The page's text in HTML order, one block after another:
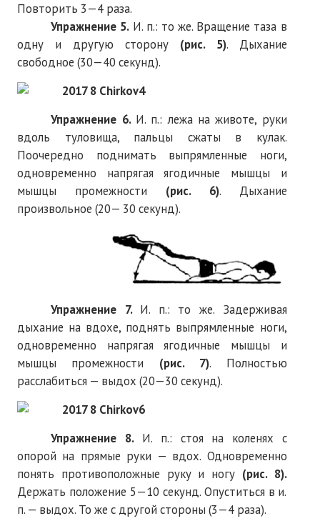
Повторить 3—4 раза.
Упражнение 5. И. п.: то же. Вращение таза в
одну и другую сторону (рис. 5). Дыхание
свободное (30—40 секунд).
Упражнение 6. И. п.: лежа на животе, руки
вдоль туловища, пальцы сжаты в кулак.
Поочередно поднимать выпрямленные ноги,
одновременно напрягая ягодичные мышцы и
мышцы промежности (рис. 6). Дыхание
произвольное (20— 30 секунд).
Упражнение 7. И. п.: то же. Задерживая
дыхание на вдохе, поднять выпрямленные ноги,
одновременно напрягая ягодичные мышцы и
мышцы промежности (рис. 7). Полностью
расслабиться — выдох (20—30 секунд).
Упражнение 8.И. п.: стоя на коленях с
опорой на прямые руки — вдох. Одновременно
понять противоположные руку и ногу (рис. 8).
Держать положение 5—10 секунд. Опуститься в и.
п. — выдох. То же с другой стороны (3—4 раза).